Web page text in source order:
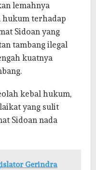
lemahnya
hukum terhadap
Sidoan yang
tambang ilegal
kuatnya
kebal hukum,
yang sulit
Sidoan nada
Gerindra